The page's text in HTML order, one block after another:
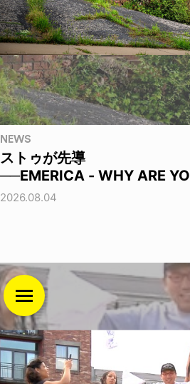
NEWS
ストゥが先導
──EMERICA - WHY ARE
2026.08.04